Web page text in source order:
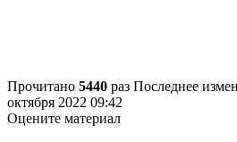
Прочитано 5440 раз Последнее
октября 2022 09:42
Оцените материал